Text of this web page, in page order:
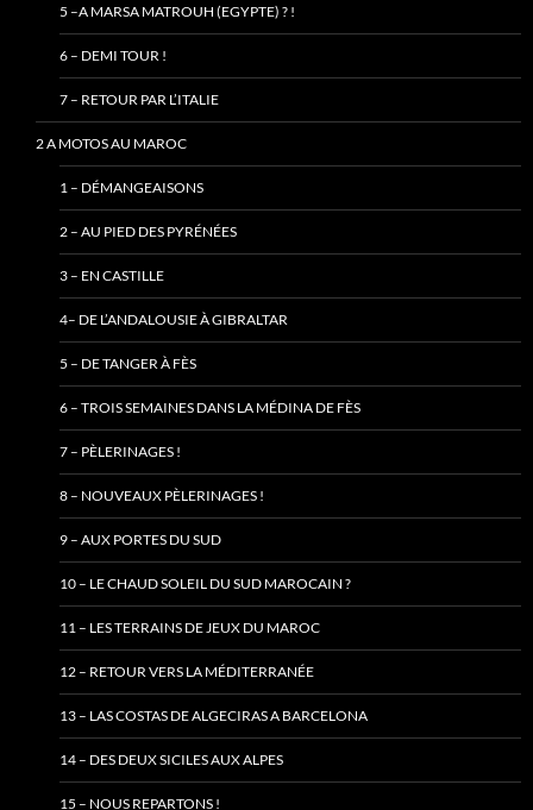
5 –A MARSA MATROUH (EGYPTE) ? !
6 – DEMI TOUR !
7 – RETOUR PAR L’ITALIE
2 A MOTOS AU MAROC
1 – DÉMANGEAISONS
2 – AU PIED DES PYRÉNÉES
3 – EN CASTILLE
4– DE L’ANDALOUSIE À GIBRALTAR
5 – DE TANGER À FÈS
6 – TROIS SEMAINES DANS LA MÉDINA DE FÈS
7 – PÈLERINAGES !
8 – NOUVEAUX PÈLERINAGES !
9 – AUX PORTES DU SUD
10 – LE CHAUD SOLEIL DU SUD MAROCAIN ?
11 – LES TERRAINS DE JEUX DU MAROC
12 – RETOUR VERS LA MÉDITERRANÉE
13 – LAS COSTAS DE ALGECIRAS A BARCELONA
14 – DES DEUX SICILES AUX ALPES
15 – NOUS REPARTONS !